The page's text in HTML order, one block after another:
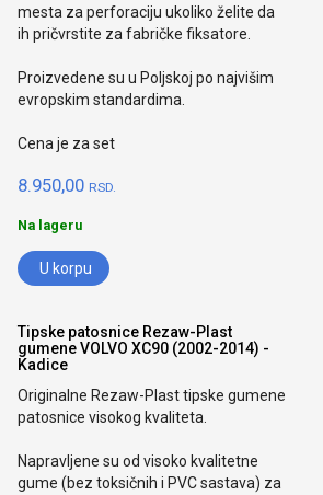
mesta za perforaciju ukoliko želite da
ih pričvrstite za fabričke fiksatore.
Proizvedene su u Poljskoj po najvišim
evropskim standardima.
Cena je za set
8.950,00 RSD.
Na lageru
U korpu
Tipske patosnice Rezaw-Plast
gumene VOLVO XC90 (2002-2014) -
Kadice
Originalne Rezaw-Plast tipske gumene
patosnice visokog kvaliteta.
Napravljene su od visoko kvalitetne
gume (bez toksičnih i PVC sastava) za